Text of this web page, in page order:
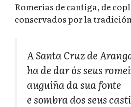
Romerías de cantiga, de
conservados por la
A Santa Cruz de
ha de dar ós seus
auguiña da sua fonte
e sombra dos seus